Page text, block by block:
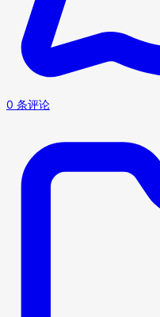
0 条评论